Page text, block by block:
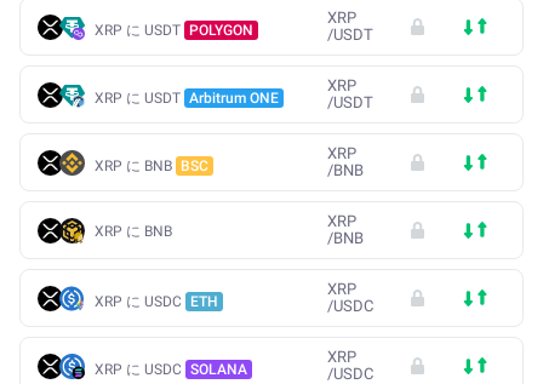
XRP に USDT POLYGON
XRP
/USDT
XRP に USDT Arbitrum ONE
XRP
/USDT
XRP に BNB BSC
XRP
/BNB
XRP に BNB
XRP
/BNB
XRP に USDC ETH
XRP
/USDC
XRP に USDC SOLANA
XRP
/USDC